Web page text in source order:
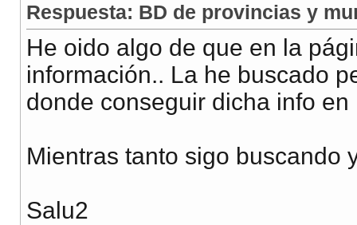
Respuesta: BD de provincias y
He oido algo de que en la
información.. La he buscado
donde conseguir dicha info en
Mientras tanto sigo buscando
Salu2